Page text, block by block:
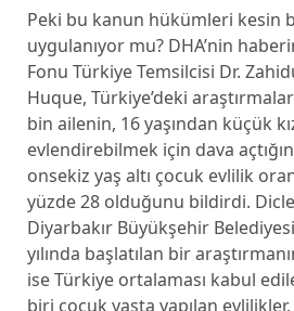
Peki bu kanun hükümleri kesin
uygulanıyor mu? DHA’nin
Fonu Türkiye Temsilcisi Dr.
Huque, Türkiye’deki
bin ailenin, 16 yaşından küçük
evlendirebilmek için dava
onsekiz yaş altı çocuk evlilik
yüzde 28 olduğunu bildirdi.
Diyarbakır Büyükşehir
yılında başlatılan bir
ise Türkiye ortalaması kabul
biri çocuk yaşta yapılan